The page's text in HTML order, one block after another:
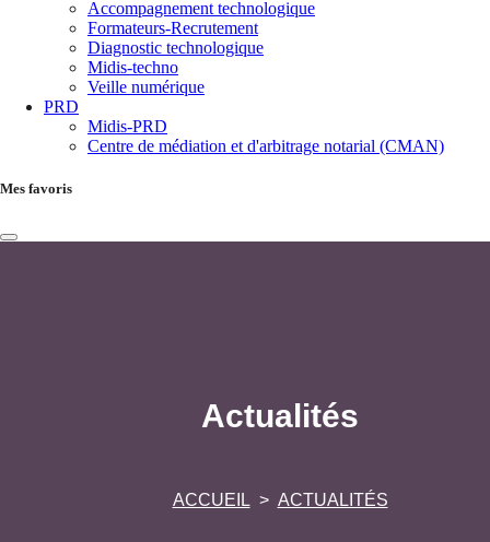
Accompagnement technologique
Formateurs-Recrutement
Diagnostic technologique
Midis-techno
Veille numérique
PRD
Midis-PRD
Centre de médiation et d'arbitrage notarial (CMAN)
Mes favoris
Actualités
ACCUEIL ACTUALITÉS